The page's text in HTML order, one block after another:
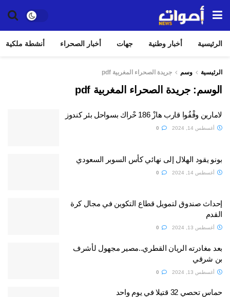
الرئيسية أخبار وطنية جهات أخبار الصحراء أنشطة ملكية
الرئيسية وسم جريدة الصحراء المغربية pdf
الوسم:جريدة الصحراء المغربية pdf
لامارين وقْفُوا قارب هازْ 186 حْراك بسواحل بئر كندوز
أغسطس 14, 2024
بونو يقود الهلال إلى نهائي كأس السوبر السعودي
أغسطس 14, 2024
إحداث صندوق لتمويل قطاع التكوين في مجال كرة
القدم
أغسطس 13, 2024
بعد مغادرته الريان القطري..مصير مجهول لأشرف
بن شرقي
أغسطس 13, 2024
حماس تحصي 32 قتيلا في يوم واحد